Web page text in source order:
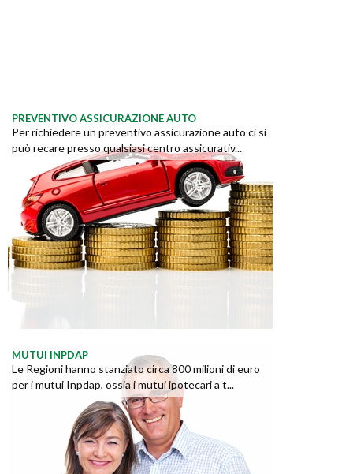
PREVENTIVO ASSICURAZIONE AUTO
Per richiedere un preventivo assicurazione auto ci si
può recare presso qualsiasi centro assicurativ...
MUTUI INPDAP
Le Regioni hanno stanziato circa 800 milioni di euro
per i mutui Inpdap, ossia i mutui ipotecari a t...